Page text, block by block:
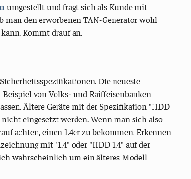
umgestellt und fragt sich als Kunde mit
man den erworbenen TAN-Generator wohl
Kommt drauf an.
Die neueste
von Volks- und Raiffeisenbanken
Ältere Geräte mit der Spezifikation "HDD
eingesetzt werden. Wenn man sich also
achten, einen 1.4er zu bekommen. Erkennen
mit "1.4" oder "HDD 1.4" auf der
wahrscheinlich um ein älteres Modell